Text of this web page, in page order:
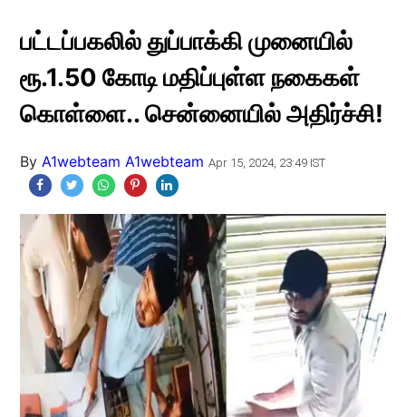
பட்டப்பகலில் துப்பாக்கி முனையில்
ரூ.1.50 கோடி மதிப்புள்ள நகைகள்
கொள்ளை.. சென்னையில் அதிர்ச்சி!
By A1webteam A1webteam Apr 15, 2024, 23:49 IST